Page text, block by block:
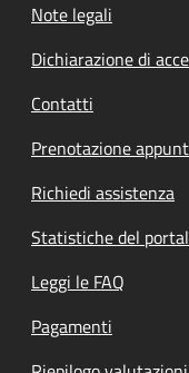
Note legali
Dichiarazione di
Contatti
Prenotazione
Richiedi assistenza
Statistiche del
Leggi le FAQ
Pagamenti